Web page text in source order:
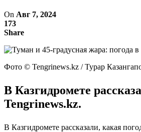
On Авг 7, 2024
173
Share
Фото ©️ Tengrinews.kz / Турар
В Казгидромете
Tengrinews.kz.
В Казгидромете рассказали, какая